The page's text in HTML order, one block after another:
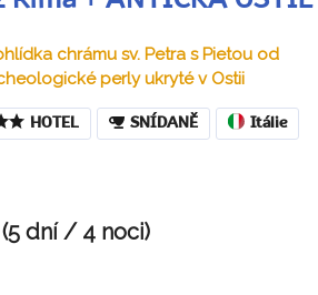
chrámu sv. Petra s Pietou od
perly ukryté v Ostii
HOTEL SNÍDANĚ Itálie
(5 dní / 4 noci)